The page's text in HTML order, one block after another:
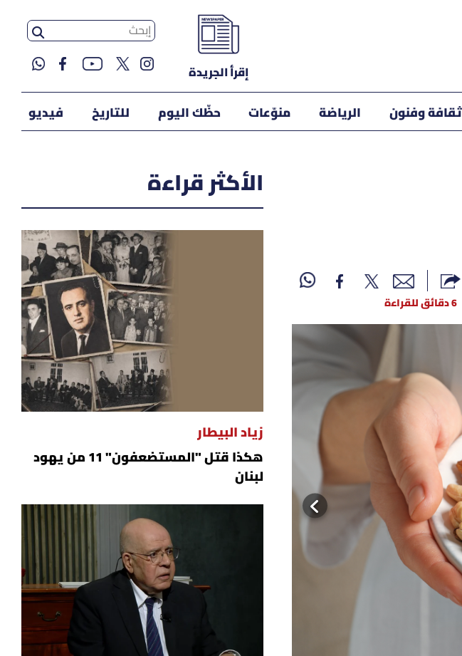
إقرأ الجريدة
ثقافة وفنون الرياضة منوّعات حظّك اليوم للتاريخ فيديو
6 دقائق للقراءة
الأكثر قراءة
زياد البيطار
هكذا قتل "المستضعفون" 11 من يهود
لبنان